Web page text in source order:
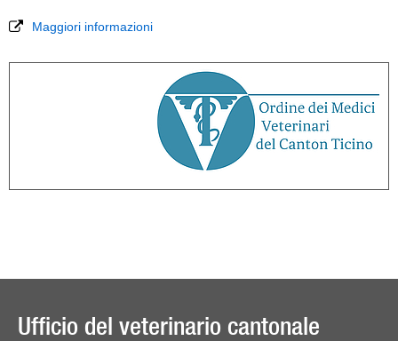
Maggiori informazioni
Ufficio del veterinario cantonale